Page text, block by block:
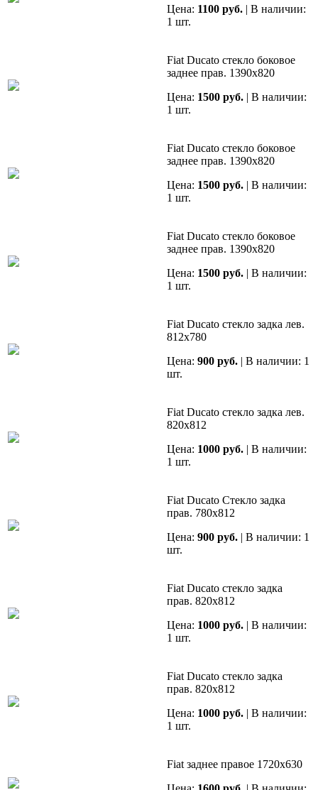
Цена: 1100 руб. | В наличии:
1 шт.
Fiat Ducato стекло боковое
заднее прав. 1390х820
Цена: 1500 руб. | В наличии:
1 шт.
Fiat Ducato стекло боковое
заднее прав. 1390х820
Цена: 1500 руб. | В наличии:
1 шт.
Fiat Ducato стекло боковое
заднее прав. 1390х820
Цена: 1500 руб. | В наличии:
1 шт.
Fiat Ducato стекло задка лев.
812х780
Цена: 900 руб. | В наличии: 1
шт.
Fiat Ducato стекло задка лев.
820х812
Цена: 1000 руб. | В наличии:
1 шт.
Fiat Ducato Стекло задка
прав. 780х812
Цена: 900 руб. | В наличии: 1
шт.
Fiat Ducato стекло задка
прав. 820х812
Цена: 1000 руб. | В наличии:
1 шт.
Fiat Ducato стекло задка
прав. 820х812
Цена: 1000 руб. | В наличии:
1 шт.
Fiat заднее правое 1720х630